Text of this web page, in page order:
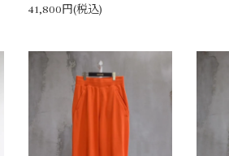
41,800円(税込)